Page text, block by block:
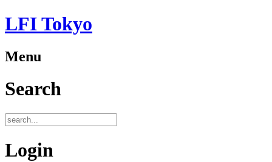
LFI Tokyo
Menu
Search
Login